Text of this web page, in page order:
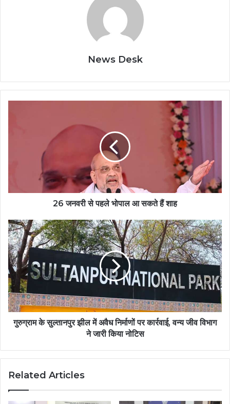
News Desk
26 जनवरी से पहले भोपाल आ सकते हैं शाह
गुरुग्राम के सुल्तानपुर झील में अवैध निर्माणों पर कार्रवाई, वन्य जीव विभाग
ने जारी किया नोटिस
Related Articles